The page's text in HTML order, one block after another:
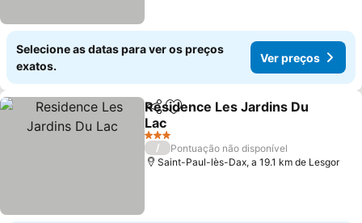
Selecione as datas para ver os preços
exatos.
Ver preços
PartilharAdicionar aos favoritos
Residence Les Jardins Du
Lac
Ver preços
3 Estrelas
/
Pontuação não disponível
Saint-Paul-lès-Dax, a 19.1 km de Lesgor